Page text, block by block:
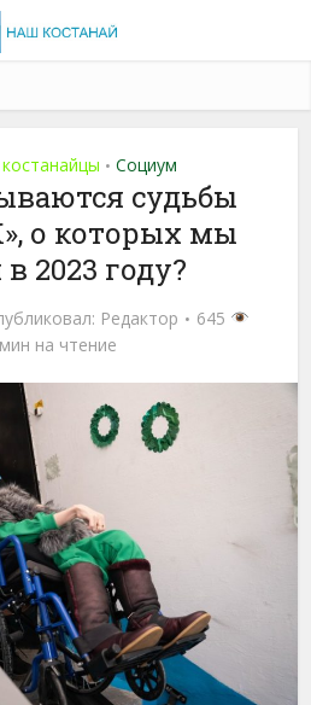
• Социум
судьбы
о которых мы
2023 году?
Редактор
645
на чтение